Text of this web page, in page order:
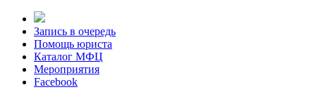
Запись в очередь
Помощь юриста
Каталог МФЦ
Мероприятия
Facebook